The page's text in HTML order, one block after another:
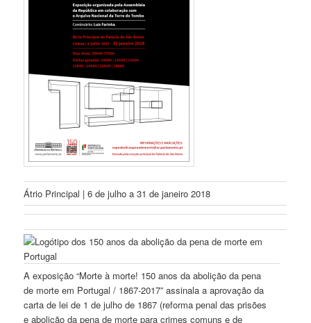
Átrio Principal | 6 de julho a 31 de janeiro 2018
​A exposição “Morte à morte! 150 anos da abolição da pena
de morte em Portugal / 1867-2017” assinala a aprovação da
carta de lei de 1 de julho de 1867 (reforma penal das prisões
e abolição da pena de morte para crimes comuns e de